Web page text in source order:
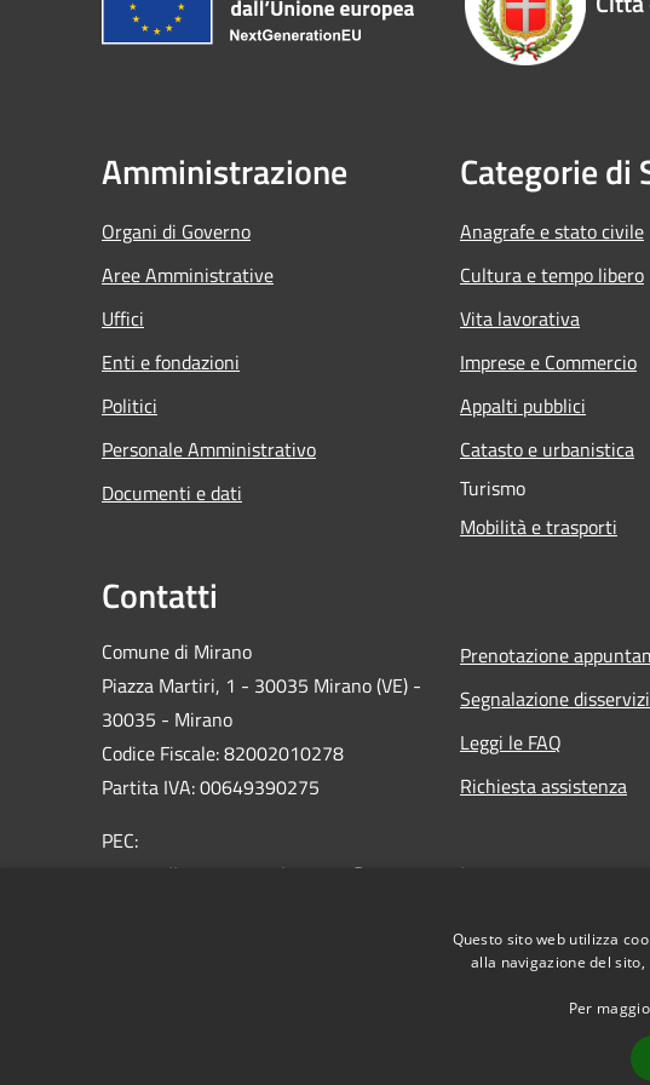
Amministrazione
Organi di Governo
Aree Amministrative
Uffici
Enti e fondazioni
Politici
Personale Amministrativo
Documenti e dati
Categorie di
Anagrafe e stato civile
Cultura e tempo libero
Vita lavorativa
Imprese e Commercio
Appalti pubblici
Catasto e urbanistica
Turismo
Mobilità e trasporti
Contatti
Comune di Mirano
Piazza Martiri, 1 - 30035 Mirano (VE) -
30035 - Mirano
Codice Fiscale: 82002010278
Partita IVA: 00649390275
PEC:
protocollo.comune.mirano.ve@pecveneto.it
Prenotazione
Segnalazione
Leggi le FAQ
Richiesta assistenza
Questo sito web utilizza
alla navigazione del
Per